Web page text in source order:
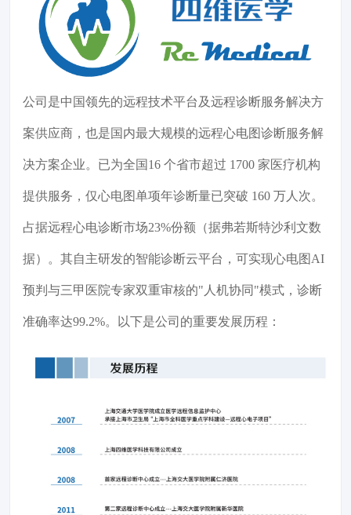
公司是中国领先的远程技术平台及远程诊断服务解决方
案供应商，也是国内最大规模的远程心电图诊断服务解
决方案企业。已为全国16 个省市超过 1700 家医疗机构
提供服务，仅心电图单项年诊断量已突破 160 万人次。
占据远程心电诊断市场23%份额（据弗若斯特沙利文数
据）。其自主研发的智能诊断云平台，可实现心电图AI
预判与三甲医院专家双重审核的"人机协同"模式，诊断
准确率达99.2%。以下是公司的重要发展历程：